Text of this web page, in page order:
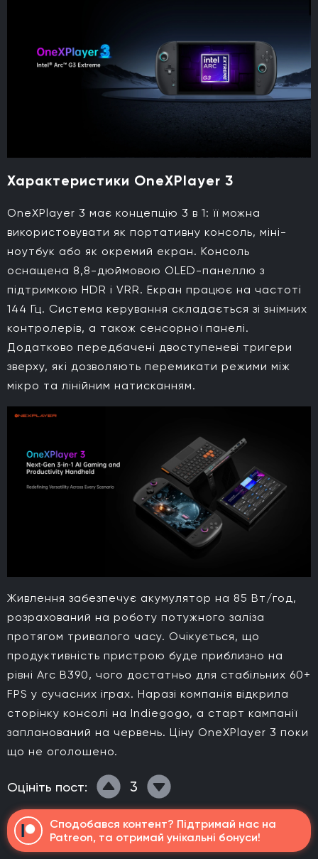
Характеристики OneXPlayer 3
OneXPlayer 3 має концепцію 3 в 1: її можна
використовувати як портативну консоль, міні-
ноутбук або як окремий екран. Консоль
оснащена 8,8-дюймовою OLED-панеллю з
підтримкою HDR і VRR. Екран працює на частоті
144 Гц. Система керування складається зі знімних
контролерів, а також сенсорної панелі.
Додатково передбачені двоступеневі тригери
зверху, які дозволяють перемикати режими між
мікро та лінійним натисканням.
Живлення забезпечує акумулятор на 85 Вт/год,
розрахований на роботу потужного заліза
протягом тривалого часу. Очікується, що
продуктивність пристрою буде приблизно на
рівні Arc B390, чого достатньо для стабільних 60+
FPS у сучасних іграх. Наразі компанія відкрила
сторінку консолі на Indiegogo, а старт кампанії
запланований на червень. Ціну OneXPlayer 3 поки
що не оголошено.
Оцініть пост: 3
Сподобався контент? Підтримай нас на
Patreon, та отримай унікальні бонуси!